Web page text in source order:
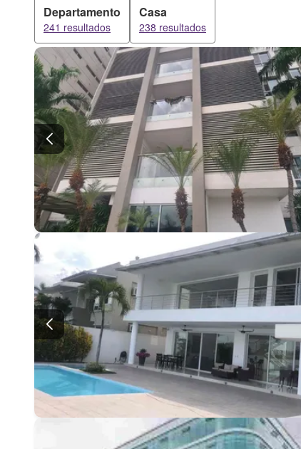
Departamento
241 resultados
Casa
238 resultados